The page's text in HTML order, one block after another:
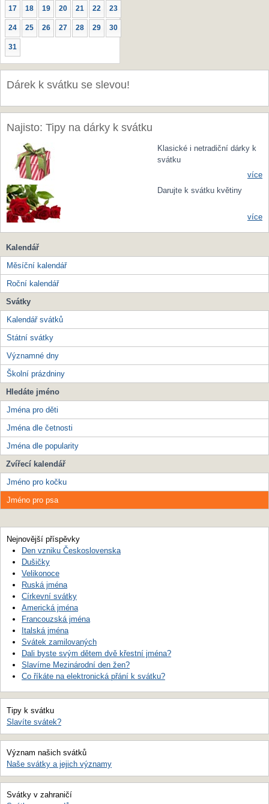
17 18 19 20 21 22 23
24 25 26 27 28 29 30
31
Dárek k svátku se slevou!
Najisto: Tipy na dárky k svátku
Klasické i netradiční dárky k
svátku
více
Darujte k svátku květiny
více
Kalendář
Měsíční kalendář
Roční kalendář
Svátky
Kalendář svátků
Státní svátky
Významné dny
Školní prázdniny
Hledáte jméno
Jména pro děti
Jména dle četnosti
Jména dle popularity
Zvířecí kalendář
Jméno pro kočku
Jméno pro psa
Nejnovější příspěvky
Den vzniku Československa
Dušičky
Velikonoce
Ruská jména
Církevní svátky
Americká jména
Francouzská jména
Italská jména
Svátek zamilovaných
Dali byste svým dětem dvě křestní jména?
Slavíme Mezinárodní den žen?
Co říkáte na elektronická přání k svátku?
Tipy k svátku
Slavíte svátek?
Význam našich svátků
Naše svátky a jejich významy
Svátky v zahraničí